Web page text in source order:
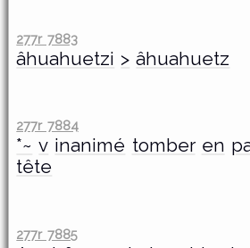
277r 7883
âhuahuetzi > âhuahuetz
277r 7884
*~ v inanimé tomber en
tête
277r 7885